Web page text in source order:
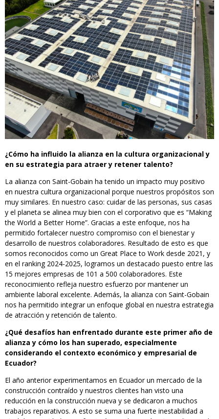
¿Cómo ha influido la alianza en la cultura organizacional y
en su estrategia para atraer y retener talento?
La alianza con Saint-Gobain ha tenido un impacto muy positivo
en nuestra cultura organizacional porque nuestros propósitos son
muy similares. En nuestro caso: cuidar de las personas, sus casas
y el planeta se alinea muy bien con el corporativo que es “Making
the World a Better Home”. Gracias a este enfoque, nos ha
permitido fortalecer nuestro compromiso con el bienestar y
desarrollo de nuestros colaboradores. Resultado de esto es que
somos reconocidos como un Great Place to Work desde 2021, y
en el ranking 2024-2025, logramos un destacado puesto entre las
15 mejores empresas de 101 a 500 colaboradores. Este
reconocimiento refleja nuestro esfuerzo por mantener un
ambiente laboral excelente. Además, la alianza con Saint-Gobain
nos ha permitido integrar un enfoque global en nuestra estrategia
de atracción y retención de talento.
¿Qué desafíos han enfrentado durante este primer año de
alianza y cómo los han superado, especialmente
considerando el contexto económico y empresarial de
Ecuador?
El año anterior experimentamos en Ecuador un mercado de la
construcción contraído y nuestros clientes han visto una
reducción en la construcción nueva y se dedicaron a muchos
trabajos reparativos. A esto se suma una fuerte inestabilidad a